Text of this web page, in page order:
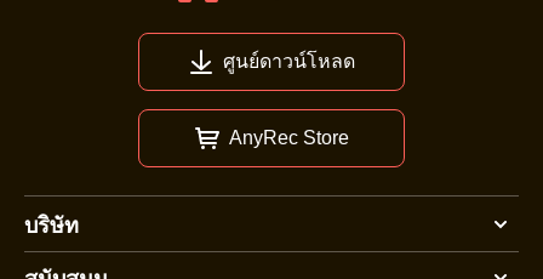
ศูนย์ดาวน์โหลด
AnyRec Store
บริษัท